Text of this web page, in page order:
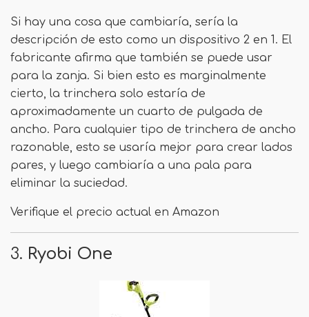
Si hay una cosa que cambiaría, sería la
descripción de esto como un dispositivo 2 en 1. El
fabricante afirma que también se puede usar
para la zanja. Si bien esto es marginalmente
cierto, la trinchera solo estaría de
aproximadamente un cuarto de pulgada de
ancho. Para cualquier tipo de trinchera de ancho
razonable, esto se usaría mejor para crear lados
pares, y luego cambiaría a una pala para
eliminar la suciedad.
Verifique el precio actual en Amazon
3. Ryobi One